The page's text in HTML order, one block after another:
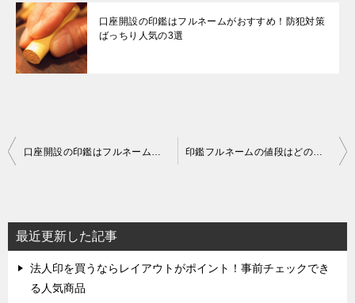
口座開設の印鑑はフルネームがおすすめ！防犯対策
ばっちり人気の3選
投
ビ
ゲ
ー
最近更新した記事
法人印を買うならレイアウトがポイント！事前チェックでき
る人気商品